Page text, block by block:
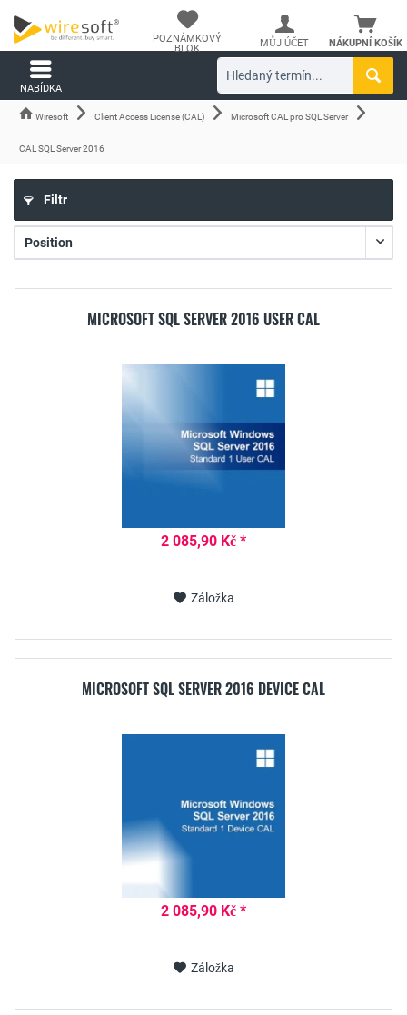
NÁKUPNÍ KOŠÍK
POZNÁMKOVÝ
BLOK
MŮJ ÚČET
NABÍDKA
Wiresoft Client Access License (CAL) Microsoft CAL pro SQL Server
CAL SQL Server 2016
Filtr
MICROSOFT SQL SERVER 2016 USER CAL
2 085,90 Kč *
Záložka
MICROSOFT SQL SERVER 2016 DEVICE CAL
2 085,90 Kč *
Záložka